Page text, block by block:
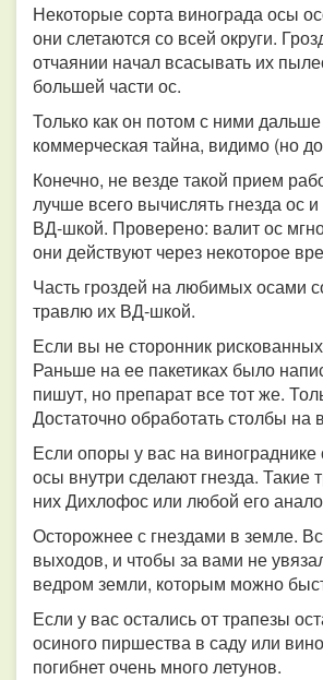
Некоторые сорта винограда осы
они слетаются со всей округи.
отчаянии начал всасывать их
большей части ос.
Только как он потом с ними
коммерческая тайна, видимо (но
Конечно, не везде такой прием
лучше всего вычислять гнезда ос
ВД-шкой. Проверено: валит ос
они действуют через некоторое
Часть гроздей на любимых осами
травлю их ВД-шкой.
Если вы не сторонник
Раньше на ее пакетиках было
пишут, но препарат все тот же.
Достаточно обработать столбы на
Если опоры у вас на винограднике
осы внутри сделают гнезда. Такие
них Дихлофос или любой его
Осторожнее с гнездами в земле.
выходов, и чтобы за вами не
ведром земли, которым можно
Если у вас остались от трапезы
осиного пиршества в саду или
погибнет очень много летунов.